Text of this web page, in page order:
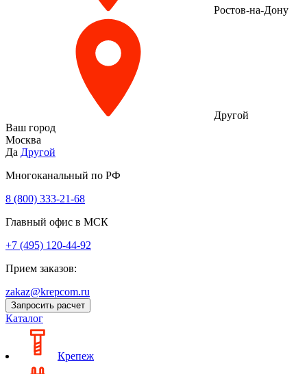
Ростов-на-Дону
Другой
Ваш город
Москва
Да Другой
Многоканальный по РФ
8 (800) 333‑21-68
Главный офис в МСК
+7 (495) 120-44-92
Прием заказов:
zakaz@krepcom.ru
Запросить расчет
Каталог
Крепеж